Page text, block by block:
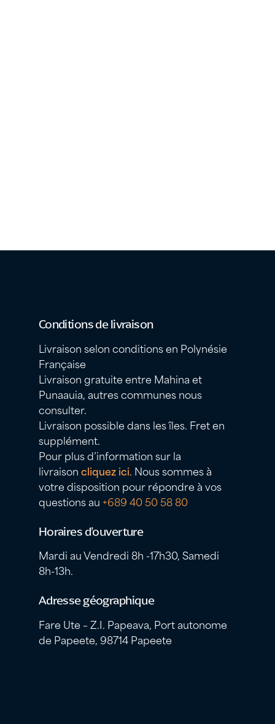
Conditions de livraison
Livraison selon conditions en Polynésie
Française
Livraison gratuite entre Mahina et
Punaauia, autres communes nous
consulter.
Livraison possible dans les îles. Fret en
supplément.
Pour plus d’information sur la
livraisoncliquez ici. Nous sommes à
votre disposition pour répondre à vos
questions au +689 40 50 58 80
Horaires d’ouverture
Mardi au Vendredi 8h -17h30, Samedi
8h-13h.
Adresse géographique
Fare Ute – Z.I. Papeava, Port autonome
de Papeete, 98714 Papeete